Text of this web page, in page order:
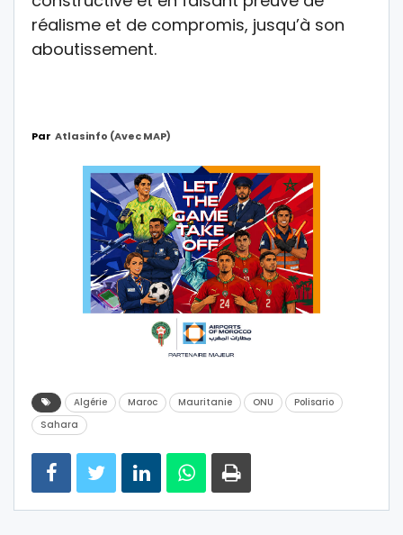
réalisme et de compromis, jusqu’à son
aboutissement.
Par Atlasinfo (avec MAP)
Algérie Maroc Mauritanie ONU
Polisario
Sahara